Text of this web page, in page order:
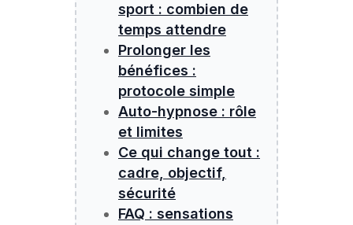
sport : combien de
temps attendre
Prolonger les
bénéfices :
protocole simple
Auto-hypnose : rôle
et limites
Ce qui change tout :
cadre, objectif,
sécurité
FAQ : sensations